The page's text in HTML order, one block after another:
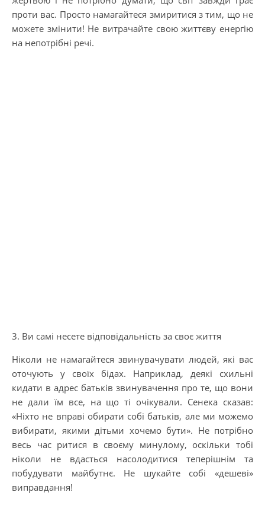
проти вас. Просто намагайтеся змиритися з тим, що не
можете змінити! Не витрачайте свою життєву енергію
на непотрібні речі.
3. Ви самі несете відповідальність за своє життя
Ніколи не намагайтеся звинувачувати людей, які вас
оточують у своїх бідах. Наприклад, деякі схильні
кидати в адрес батьків звинувачення про те, що вони
не дали їм все, на що ті очікували. Сенека сказав:
«Ніхто не вправі обирати собі батьків, але ми можемо
вибирати, якими дітьми хочемо бути». Не потрібно
весь час ритися в своєму минулому, оскільки тобі
ніколи не вдасться насолодитися теперішнім та
побудувати майбутнє. Не шукайте собі «дешеві»
виправдання!